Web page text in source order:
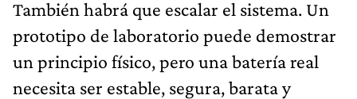
También habrá que escalar el sistema. Un
prototipo de laboratorio puede demostrar
un principio físico, pero una batería real
necesita ser estable, segura, barata y